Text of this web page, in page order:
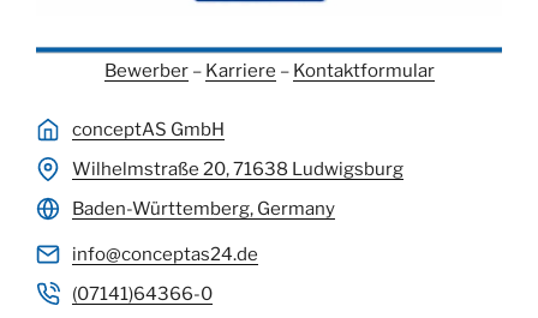
Bewerber– Karriere – Kontaktformular
conceptAS GmbH
Wilhelmstraße 20, 71638 Ludwigsburg
Baden-Württemberg, Germany
info@conceptas24.de
(07141)64366-0